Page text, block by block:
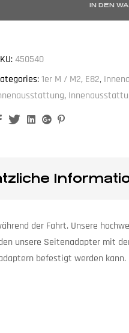
IN DEN
450540
1er M / M2, E82,
,
FacebookTwitterLinkedinGoogle+
der Fahrt. Unsere
unsere Seitenadapter mit
befestigt werden